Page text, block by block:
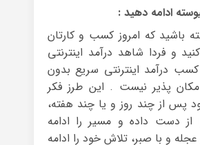
باشید که امروز کسب و کارتان
و فردا شاهد درآمد اینترنتی
درآمد اینترنتی سریع بدون
پذیر نیست . این طرز فکر
از چند روز و یا چند هفته،
از دست داده و مسیر را ادامه
و با صبر، تلاش خود را ادامه